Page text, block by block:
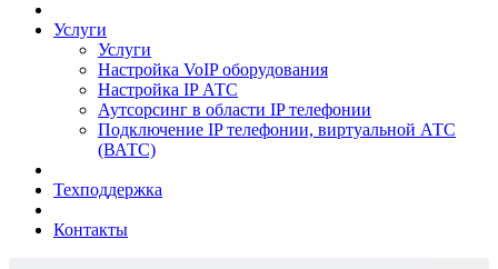
Услуги
Услуги
Настройка VoIP оборудования
Настройка IP АТС
Аутсорсинг в области IP телефонии
Подключение IP телефонии, виртуальной АТС
(ВАТС)
Техподдержка
Контакты